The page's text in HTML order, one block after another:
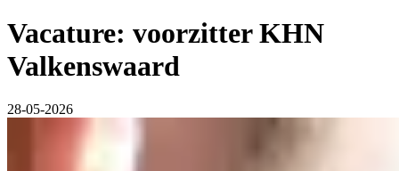
Vacature: voorzitter KHN
Valkenswaard
28-05-2026